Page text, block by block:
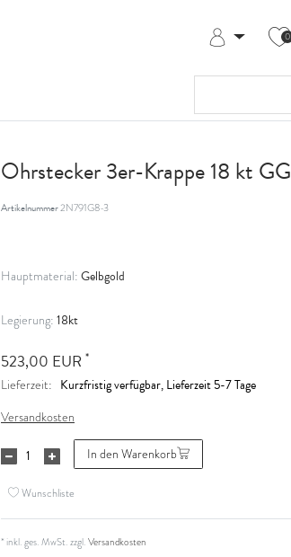
0
Ohrstecker 3er-Krappe 18 kt GG
Artikelnummer2N791G8-3
Hauptmaterial: Gelbgold
Legierung: 18kt
523,00 EUR *
Lieferzeit: Kurzfristig verfügbar, Lieferzeit 5-7 Tage
Versandkosten
In den Warenkorb
Wunschliste
* inkl. ges. MwSt. zzgl.Versandkosten